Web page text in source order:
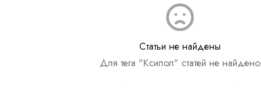
Статьи не найдены
Для тега "Ксилол" статей не найдено